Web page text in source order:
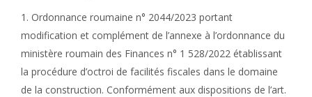
1. Ordonnance roumaine n° 2044/2023 portant
modification et complément de l’annexe à l’ordonnance du
ministère roumain des Finances n° 1 528/2022 établissant
la procédure d’octroi de facilités fiscales dans le domaine
de la construction. Conformément aux dispositions de l’art.